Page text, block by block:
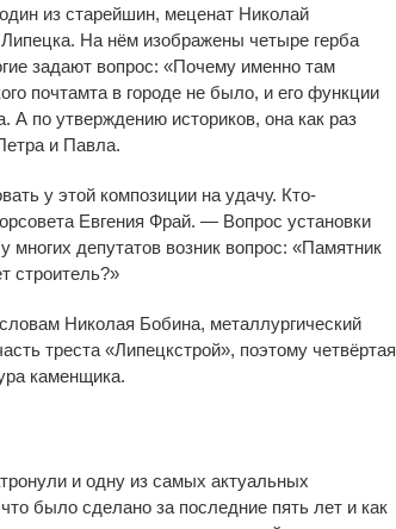
из старейшин, меценат Николай
На нём изображены четыре герба
задают вопрос: «Почему именно там
почтамта в городе не было, и его функции
А по утверждению историков, она как раз
и Павла.
у этой композиции на удачу. Кто-
Евгения Фрай. — Вопрос установки
многих депутатов возник вопрос: «Памятник
строитель?»
словам Николая Бобина, металлургический
треста «Липецкстрой», поэтому четвёртая
каменщика.
и одну из самых актуальных
было сделано за последние пять лет и как